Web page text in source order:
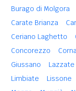
Burago di Molgora
Carate Brianza
Ceriano Laghetto
Concorezzo
Giussano
Lazzate
Limbiate
Lissone